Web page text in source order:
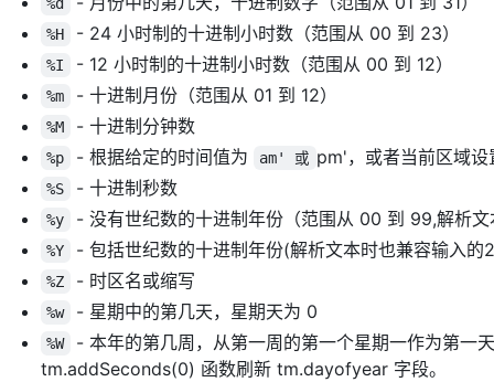
%H - 24 小时制的十进制小时数（范围从 00 到 23）
%I - 12 小时制的十进制小时数（范围从 00 到 12）
%m - 十进制月份（范围从 01 到 12）
%M - 十进制分钟数
%p - 根据给定的时间值为 am' 或 pm'，或者当前区域
%S - 十进制秒数
%y - 没有世纪数的十进制年份（范围从 00 到 99,解析
%Y - 包括世纪数的十进制年份(解析文本时也兼容输入的
%Z - 时区名或缩写
%w - 星期中的第几天，星期天为 0
%W
- 本年的第几周，从第一周的第一个星期一作为第一
tm.addSeconds(0) 函数刷新 tm.dayofyear 字段。